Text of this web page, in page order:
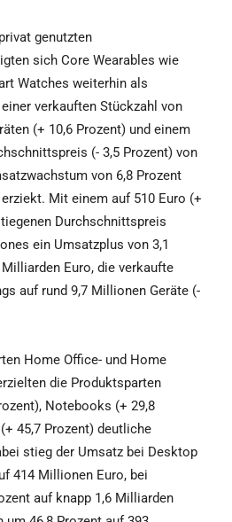
genutzten
sich Core Wearables wie
Watches weiterhin als
verkauften Stückzahl von
(+ 10,6 Prozent) und einem
(- 3,5 Prozent) von
von 6,8 Prozent
Mit einem auf 510 Euro (+
Durchschnittspreis
ein Umsatzplus von 3,1
Euro, die verkaufte
auf rund 9,7 Millionen Geräte (-
Home Office- und Home
die Produktsparten
Notebooks (+ 29,8
45,7 Prozent) deutliche
stieg der Umsatz bei Desktop
414 Millionen Euro, bei
auf knapp 1,6 Milliarden